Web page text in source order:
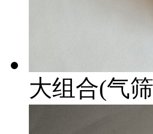
大组合(气